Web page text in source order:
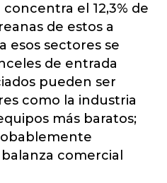
el 12,3% de
de estos a
esos sectores se
de entrada
pueden ser
como la industria
más baratos;
comercial